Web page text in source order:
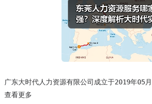
广东大时代人力资源有限公司成立于2019年05
查看更多